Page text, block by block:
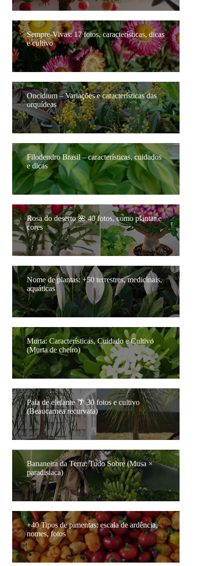
Sempre-Vivas: 17 fotos, características, dicas
e cultivo
Oncidium – Variações e características das
orquídeas
Filodendro Brasil – características, cuidados
e dicas
Rosa do deserto 🌺 40 fotos, como plantar e
cores
Nome de plantas: +50 terrestres, medicinais,
aquáticas
Murta: Características, Cuidado e Cultivo
(Murta de cheiro)
Pata de elefante 🌴 30 fotos e cultivo
(Beaucarnea recurvata)
Bananeira da Terra: Tudo Sobre (Musa ×
paradisiaca)
+40 Tipos de pimentas: escala de ardência,
nomes, fotos